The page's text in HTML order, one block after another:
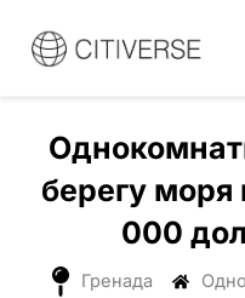
содержанию
берегу моря
000
Гренада